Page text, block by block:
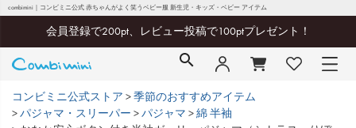
combimini｜コンビミニ公式 赤ちゃんがよく笑うベビー服 新生児・キッズ・ベビー アイテム
会員登録で200pt、レビュー投稿で100ptプレゼント！
コンビミニ公式ストア
季節のおすすめアイテム
パジャマ・スリーパー
パジャマ
綿 半袖